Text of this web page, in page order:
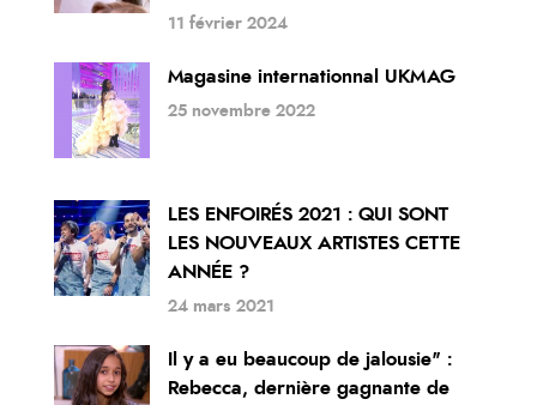
11 février 2024
Magasine internationnal UKMAG
25 novembre 2022
LES ENFOIRÉS 2021 : QUI SONT
LES NOUVEAUX ARTISTES CETTE
ANNÉE ?
24 mars 2021
Il y a eu beaucoup de jalousie" :
Rebecca, dernière gagnante de